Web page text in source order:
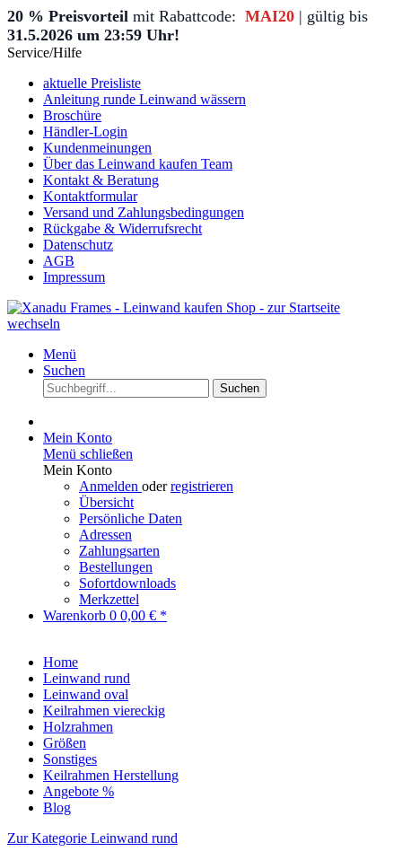
20 % Preisvorteil mit Rabattcode: MAI20 | gültig bis
31.5.2026 um 23:59 Uhr!
Service/Hilfe
aktuelle Preisliste
Anleitung runde Leinwand wässern
Broschüre
Händler-Login
Kundenmeinungen
Über das Leinwand kaufen Team
Kontakt & Beratung
Kontaktformular
Versand und Zahlungsbedingungen
Rückgabe & Widerrufsrecht
Datenschutz
AGB
Impressum
Menü
Suchen
Suchen
Mein Konto
Menü schließen
Mein Konto
Anmelden oderregistrieren
Übersicht
Persönliche Daten
Adressen
Zahlungsarten
Bestellungen
Sofortdownloads
Merkzettel
Warenkorb 0 0,00 € *
Home
Leinwand rund
Leinwand oval
Keilrahmen viereckig
Holzrahmen
Größen
Sonstiges
Keilrahmen Herstellung
Angebote %
Blog
Zur Kategorie Leinwand rund